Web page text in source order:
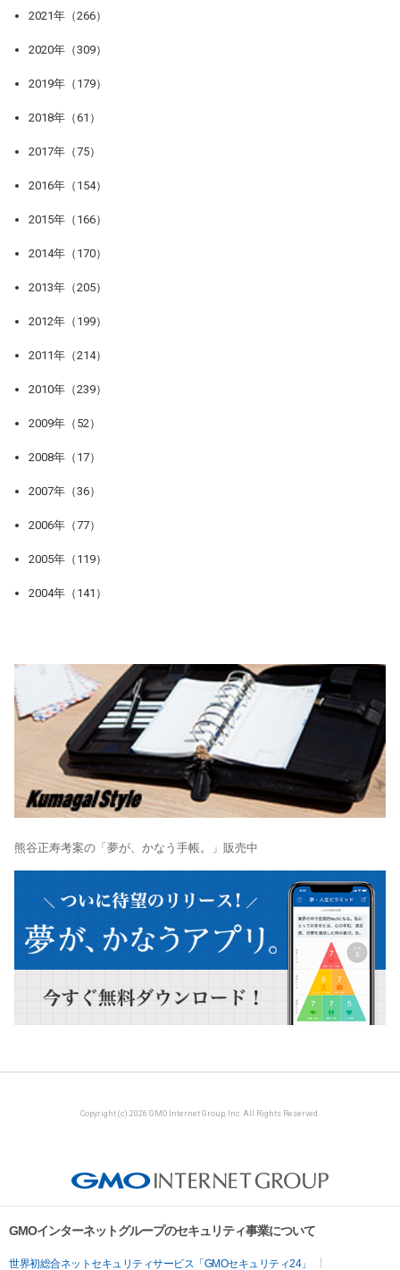
2021年（266）
2020年（309）
2019年（179）
2018年（61）
2017年（75）
2016年（154）
2015年（166）
2014年（170）
2013年（205）
2012年（199）
2011年（214）
2010年（239）
2009年（52）
2008年（17）
2007年（36）
2006年（77）
2005年（119）
2004年（141）
熊谷正寿考案の「夢が、かなう手帳。」販売中
Copyright (c) 2026 GMO Internet Group, Inc. All Rights Reserved.
GMOインターネットグループのセキュリティ事業について
世界初総合ネットセキュリティサービス「GMOセキュリティ24」